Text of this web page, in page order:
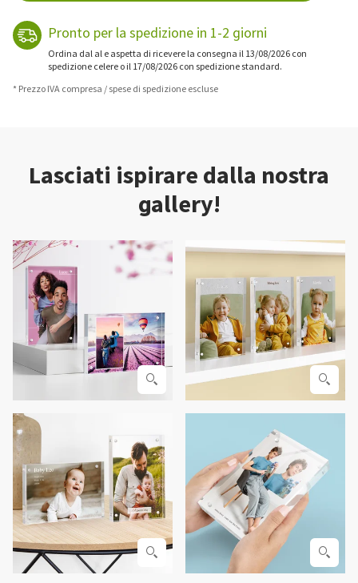
Pronto per la spedizione in 1-2 giorni
Ordina dal al e aspetta di ricevere la consegna il 13/08/2026 con
spedizione celere o il 17/08/2026 con spedizione standard.
* Prezzo IVA compresa / spese di spedizione escluse
Lasciati ispirare dalla nostra
gallery!